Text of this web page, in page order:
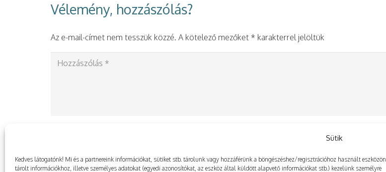
Sütik
Kedves látogatónk! Mi és a partnereink információkat, sütiket stb. tárolunk vagy hozzáférünk a böngészéshez/regisztrációhoz használt eszközön
tárolt információkhoz, illetve személyes adatokat (egyedi azonosítókat, az eszköz által küldött alapvető információkat stb.) kezelünk személyre
Vélemény, hozzászólás?
Az e-mail-címet nem tesszük közzé. A kötelező mezőket * karakterrel jelöltük